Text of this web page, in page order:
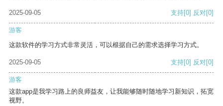
2025-09-05 支持[0] 反对[0]
游客
这款软件的学习方式非常灵活，可以根据自己的需求选择学习方式。
2025-09-05 支持[0] 反对[0]
游客
这款app是我学习路上的良师益友，让我能够随时随地学习新知识，拓宽
视野。